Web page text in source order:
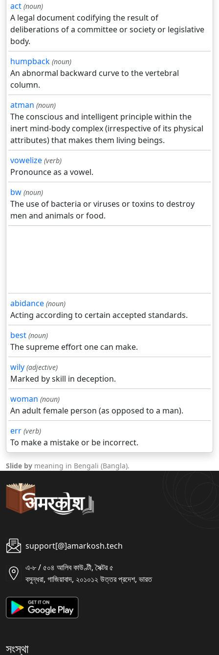
act (noun)
A legal document codifying the result of
deliberations of a committee or society or legislative
body.
humpback (noun)
An abnormal backward curve to the vertebral
column.
atman (noun)
The conscious and intelligent principle within the
inert mind-body complex (irrespective of its physical
attributes) that makes them living beings.
vowelize (verb)
Pronounce as a vowel.
bw (noun)
The use of bacteria or viruses or toxins to destroy
men and animals or food.
abidance (noun)
Acting according to certain accepted standards.
best (noun)
The supreme effort one can make.
wily (adjective)
Marked by skill in deception.
woman (noun)
An adult female person (as opposed to a man).
err (verb)
To make a mistake or be incorrect.
Slide by meaning in Bengali (Bangla).
support[@]amarkosh.tech
এ-৮ / ৫০৪ আলিব কাউণ্টী, সৈক্টর ৫
বসুন্ধরা, গাজিয়াবাদ, ২০১০১২ উত্তর প্রদেশ, ভারত
সংস্থা